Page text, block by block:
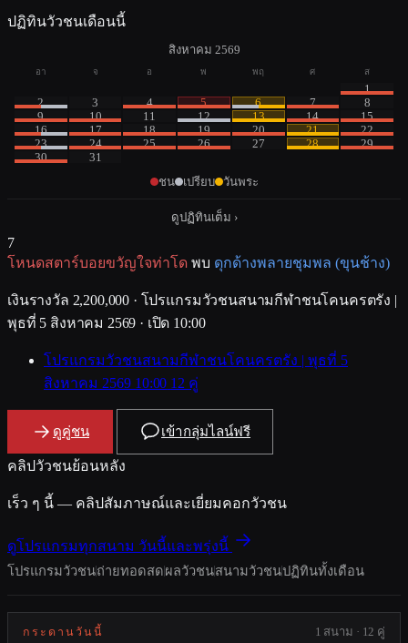
ปฏิทินวัวชนเดือนนี้
สิงหาคม 2569
อา จ อ พ พฤ ศ ส
1
2
3 4 5 6 7
8
9
10 11 12 13 14
15
16
17 18 19 20 21
22
23
24 25 26 27 28
29
30
31
ชน เปรียบ วันพระ
ดูปฏิทินเต็ม ›
7
โหนดสตาร์บอยขวัญใจท่าโด พบ ดุกด้างพลายชุมพล (ขุนช้าง)
เงินรางวัล 2,200,000 · โปรแกรมวัวชนสนามกีฬาชนโคนครตรัง |
พุธที่ 5 สิงหาคม 2569 · เปิด 10:00
โปรแกรมวัวชนสนามกีฬาชนโคนครตรัง | พุธที่ 5
สิงหาคม 2569 10:00 12 คู่
ดูคู่ชน เข้ากลุ่มไลน์ฟรี
คลิปวัวชนย้อนหลัง
เร็ว ๆ นี้ — คลิปสัมภาษณ์และเยี่ยมคอกวัวชน
ดูโปรแกรมทุกสนาม วันนี้และพรุ่งนี้
โปรแกรมวัวชนถ่ายทอดสดผลวัวชนสนามวัวชนปฏิทินทั้งเดือน
กระดานวันนี้ 1 สนาม · 12 คู่